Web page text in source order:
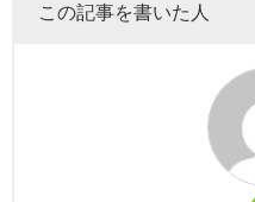
この記事を書いた人